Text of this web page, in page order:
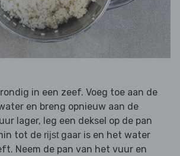
in een zeef. Voeg toe aan de
en breng opnieuw aan de
lager, leg een deksel op de pan
tot de rijstgaar is en het water
Neem de pan van het vuur en